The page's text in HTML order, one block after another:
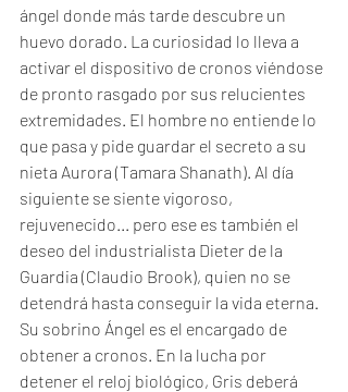
ángel donde más tarde descubre un
huevo dorado. La curiosidad lo lleva a
activar el dispositivo de cronos viéndose
de pronto rasgado por sus relucientes
extremidades. El hombre no entiende lo
que pasa y pide guardar el secreto a su
nieta Aurora (Tamara Shanath). Al día
siguiente se siente vigoroso,
rejuvenecido... pero ese es también el
deseo del industrialista Dieter de la
Guardia (Claudio Brook), quien no se
detendrá hasta conseguir la vida eterna.
Su sobrino Ángel es el encargado de
obtener a cronos. En la lucha por
detener el reloj biológico, Gris deberá